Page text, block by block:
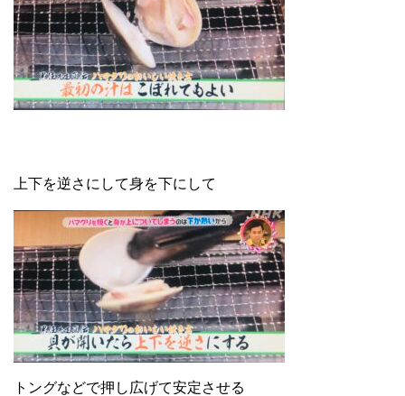
上下を逆さにして身を下にして
トングなどで押し広げて安定させる